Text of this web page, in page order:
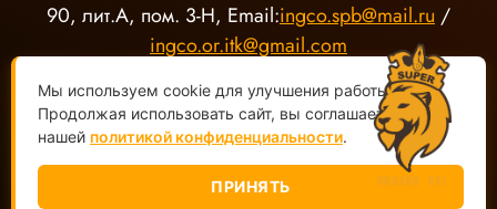
90, лит.А, пом. 3-Н, Email:ingco.spb@mail.ru /
ingco.or.itk@gmail.com
Мы используем cookie для улучшения работы сайта.
Продолжая использовать сайт, вы соглашаетесь с
нашей политикой конфиденциальности.
ПРИНЯТЬ